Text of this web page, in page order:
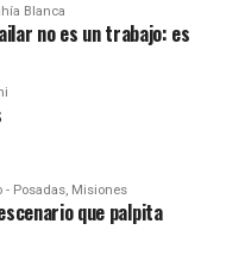
Blanca
no es un trabajo: es
- Posadas, Misiones
que palpita